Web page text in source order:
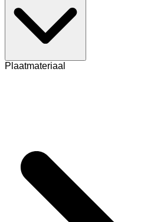
Plaatmateriaal